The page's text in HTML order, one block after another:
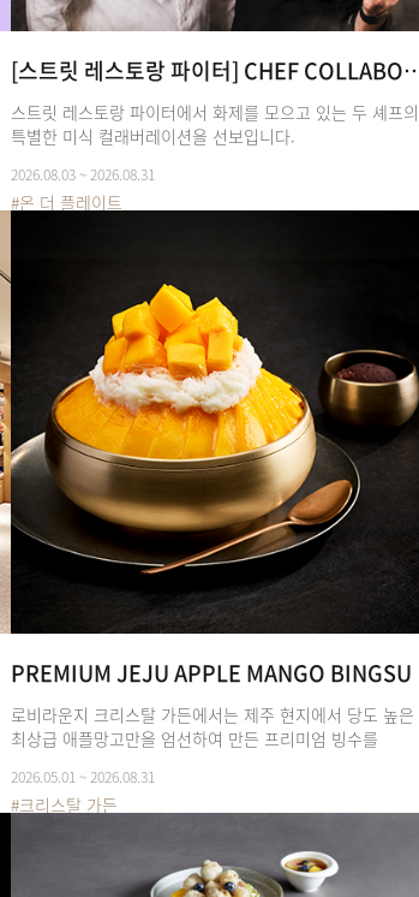
[스트릿 레스토랑 파이터] CHEF
스트릿 레스토랑 파이터에서 화제를 모으고 있는 두 셰프의
특별한 미식 컬래버레이션을 선보입니다.
2026.08.03 ~ 2026.08.31
#온 더 플레이트
PREMIUM JEJU APPLE MANGO BINGSU
로비라운지 크리스탈 가든에서는 제주 현지에서 당도 높은
최상급 애플망고만을 엄선하여 만든 프리미엄 빙수를
2026.05.01 ~ 2026.08.31
#크리스탈 가든